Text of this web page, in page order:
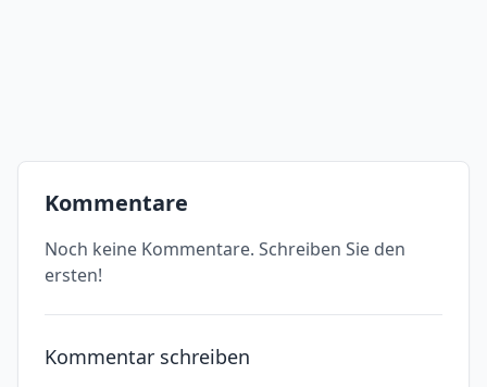
Kommentare
Noch keine Kommentare. Schreiben Sie den
ersten!
Kommentar schreiben